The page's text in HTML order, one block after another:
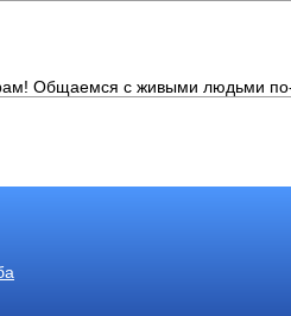
Общаемся с живыми людьми по-